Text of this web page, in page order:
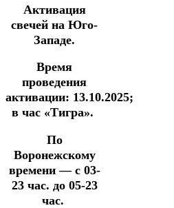
Активация
свечей на Юго-
Западе.
Время
проведения
активации: 13.10.2025;
в час «Тигра».
По
Воронежскому
времени — с 03-
23 час. до 05-23
час.